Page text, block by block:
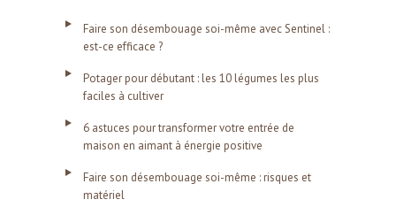
Faire son désembouage soi-même avec Sentinel :
est-ce efficace ?
Potager pour débutant : les 10 légumes les plus
faciles à cultiver
6 astuces pour transformer votre entrée de
maison en aimant à énergie positive
Faire son désembouage soi-même : risques et
matériel